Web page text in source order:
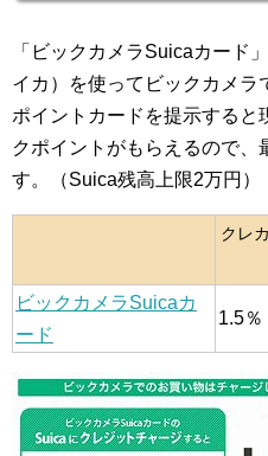
「ビックカメラSuicaカード
イカ）を使ってビックカメラ
ポイントカードを提示すると
クポイントがもらえるので、
す。（Suica残高上限2万円）
クレ
ビックカメラSuicaカ
ード
1.5％